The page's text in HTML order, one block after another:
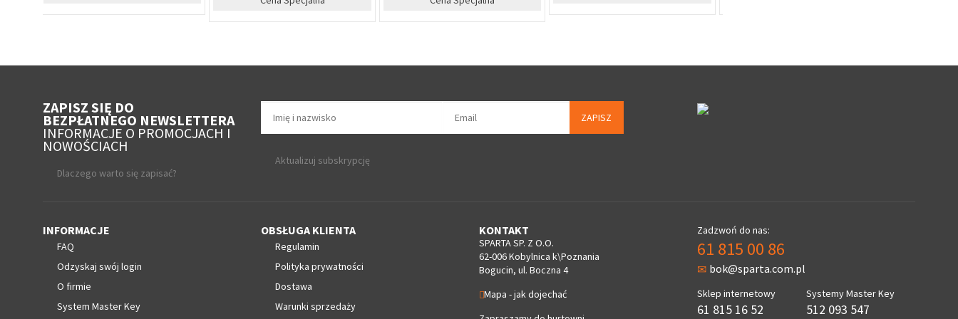
ZAPISZ SIĘ DO
BEZPŁATNEGO NEWSLETTERA
INFORMACJE O PROMOCJACH I
NOWOŚCIACH
Dlaczego warto się zapisać?
ZAPISZ
Aktualizuj subskrypcję
INFORMACJE
FAQ
Odzyskaj swój login
O firmie
System Master Key
OBSŁUGA KLIENTA
Regulamin
Polityka prywatności
Dostawa
Warunki sprzedaży
KONTAKT
SPARTA SP. Z O.O.
62-006 Kobylnica k\Poznania
Bogucin, ul. Boczna 4
Mapa - jak dojechać
Zadzwoń do nas:
61 815 00 86
bok@sparta.com.pl
Sklep internetowy
61 815 16 52
Systemy Master Key
512 093 547